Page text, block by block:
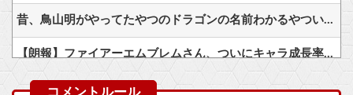
昔、鳥山明がやってたやつのドラゴンの名前わかるやついる？
【朗報】ファイアーエムブレムさん、ついにキャラ成長率がゲーム内で見れるようになる
【悲報】ヤニねこ、BPOで問題視されるｗｗｗｗｗｗｗｗｗｗｗｗｗ